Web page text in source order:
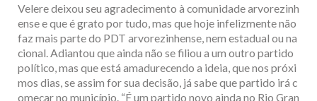
Velere deixou seu agradecimento à comunidade arvorezinh
ense e que é grato por tudo, mas que hoje infelizmente não
faz mais parte do PDT arvorezinhense, nem estadual ou na
cional. Adiantou que ainda não se filiou a um outro partido
político, mas que está amadurecendo a ideia, que nos próxi
mos dias, se assim for sua decisão, já sabe que partido irá c
omeçar no município. “É um partido novo ainda no Rio Gran